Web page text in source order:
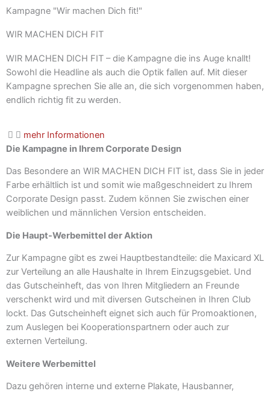
Kampagne "Wir machen Dich fit!"
WIR MACHEN DICH FIT
WIR MACHEN DICH FIT – die Kampagne die ins Auge knallt!
Sowohl die Headline als auch die Optik fallen auf. Mit dieser
Kampagne sprechen Sie alle an, die sich vorgenommen haben,
endlich richtig fit zu werden.
mehr Informationen
Die Kampagne in Ihrem Corporate Design
Das Besondere an WIR MACHEN DICH FIT ist, dass Sie in jeder
Farbe erhältlich ist und somit wie maßgeschneidert zu Ihrem
Corporate Design passt. Zudem können Sie zwischen einer
weiblichen und männlichen Version entscheiden.
Die Haupt-Werbemittel der Aktion
Zur Kampagne gibt es zwei Hauptbestandteile: die Maxicard XL
zur Verteilung an alle Haushalte in Ihrem Einzugsgebiet. Und
das Gutscheinheft, das von Ihren Mitgliedern an Freunde
verschenkt wird und mit diversen Gutscheinen in Ihren Club
lockt. Das Gutscheinheft eignet sich auch für Promoaktionen,
zum Auslegen bei Kooperationspartnern oder auch zur
externen Verteilung.
Weitere Werbemittel
Dazu gehören interne und externe Plakate, Hausbanner,